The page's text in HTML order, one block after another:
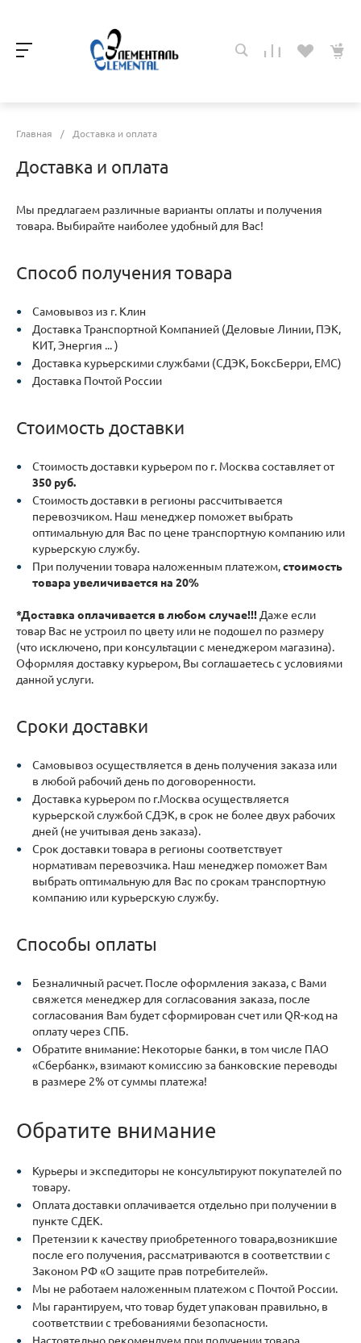
Главная / Доставка и оплата
Доставка и оплата
Мы предлагаем различные варианты оплаты и получения
товара. Выбирайте наиболее удобный для Вас!
Способ получения товара
Самовывоз из г. Клин
Доставка Транспортной Компанией (Деловые Линии, ПЭК,
КИТ, Энергия ... )
Доставка курьерскими службами (СДЭК, БоксБерри, ЕМС)
Доставка Почтой России
Стоимость доставки
Стоимость доставки курьером по г. Москва составляет от
350 руб.
Стоимость доставки в регионы рассчитывается
перевозчиком. Наш менеджер поможет выбрать
оптимальную для Вас по цене транспортную компанию или
курьерскую службу.
При получении товара наложенным платежом,стоимость
товара увеличивается на 20%
*Доставка оплачивается в любом случае!!! Даже если
товар Вас не устроил по цвету или не подошел по размеру
(что исключено, при консультации с менеджером магазина).
Оформляя доставку курьером, Вы соглашаетесь с условиями
данной услуги.
Сроки доставки
Самовывоз осуществляется в день получения заказа или
в любой рабочий день по договоренности.
Доставка курьером по г.Москва осуществляется
курьерской службой СДЭК, в срок не более двух рабочих
дней (не учитывая день заказа).
Срок доставки товара в регионы соответствует
нормативам перевозчика. Наш менеджер поможет Вам
выбрать оптимальную для Вас по срокам транспортную
компанию или курьерскую службу.
Способы оплаты
Безналичный расчет. После оформления заказа, с Вами
свяжется менеджер для согласования заказа, после
согласования Вам будет сформирован счет или QR-код на
оплату через СПБ.
Обратите внимание: Некоторые банки, в том числе ПАО
«Сбербанк», взимают комиссию за банковские переводы
в размере 2% от суммы платежа!
Обратите внимание
Курьеры и экспедиторы не консультируют покупателей по
товару.
Оплата доставки оплачивается отдельно при получении в
пункте СДЕК.
Претензии к качеству приобретенного товара,возникшие
после его получения, рассматриваются в соответствии с
Законом РФ «О защите прав потребителей».
Мы не работаем наложенным платежом с Почтой России.
Мы гарантируем, что товар будет упакован правильно, в
соответствии с требованиями безопасности.